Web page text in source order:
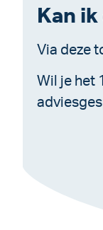
Kan
Via deze
Wil je het